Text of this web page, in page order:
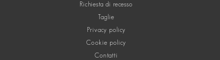
Richiesta di recesso
Taglie
Privacy policy
Cookie policy
Contatti